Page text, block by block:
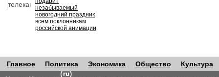
незабываемый
новогодний праздник
всем поклонникам
российской анимации
Главное Политика Экономика Общество Культура